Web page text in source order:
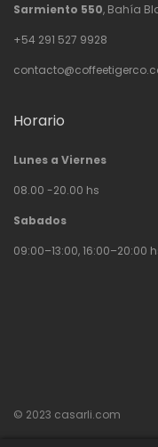
Sarmiento 550, Bahía
+54 291 527 9928
Horario
Lunes a Viernes
08.00 -20.00 hs
Sabados
09:00–13:00, 16:00–20:00
© 2023 casarli.com